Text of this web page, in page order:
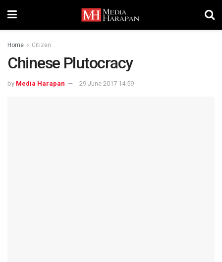
Home Citizen
Chinese Plutocracy
by Media Harapan 29 June 2017 14:59